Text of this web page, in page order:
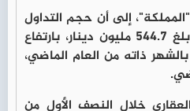
إلى أن حجم التداول
في شهر حزيران الماضي بلغ 544.7 مليون دينار، بارتفاع
مقارنة بالشهر ذاته من العام الماضي،
خلال النصف الأول من